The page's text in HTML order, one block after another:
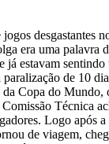
desgastantes
era uma palavra
já estavam sentindo
de 10
Copa do Mundo,
Técnica
Logo após
de viagem,